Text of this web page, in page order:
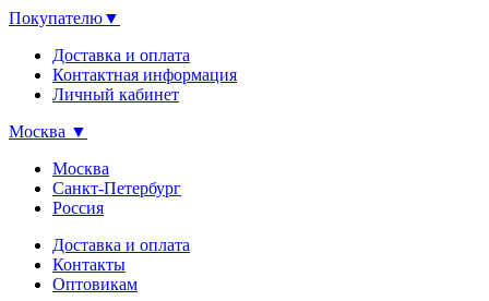
Покупателю▼
Доставка и оплата
Контактная информация
Личный кабинет
Москва ▼
Москва
Санкт-Петербург
Россия
Доставка и оплата
Контакты
Оптовикам